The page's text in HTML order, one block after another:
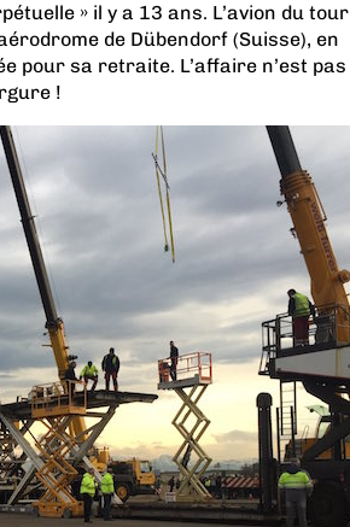
» il y a 13 ans. L’avion du tour
de Dübendorf (Suisse), en
pour sa retraite. L’affaire n’est pas
!